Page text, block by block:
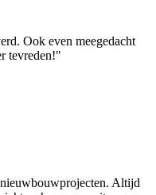
Ook even meegedacht
tevreden!"
Altijd